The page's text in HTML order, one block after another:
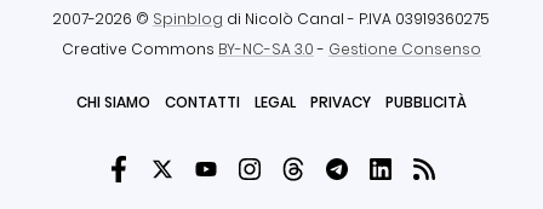
2007-2026 © Spinblog di Nicolò Canal - P.IVA 03919360275
Creative Commons BY-NC-SA 3.0- Gestione Consenso
CHI SIAMO CONTATTI LEGAL PRIVACY PUBBLICITÀ